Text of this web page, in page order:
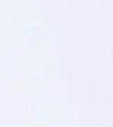
所である極細の底面